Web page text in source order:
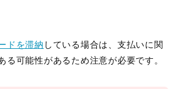
ドを滞納 している場合は、支払いに関
る可能性があるため注意が必要です。